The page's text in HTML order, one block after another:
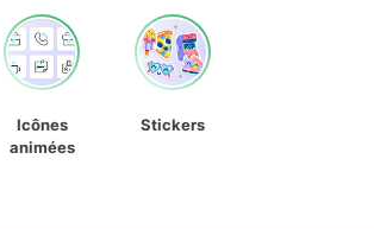
Icônes
animées
Stickers